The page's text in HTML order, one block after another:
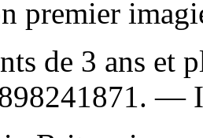
premier
de 3 ans
. —